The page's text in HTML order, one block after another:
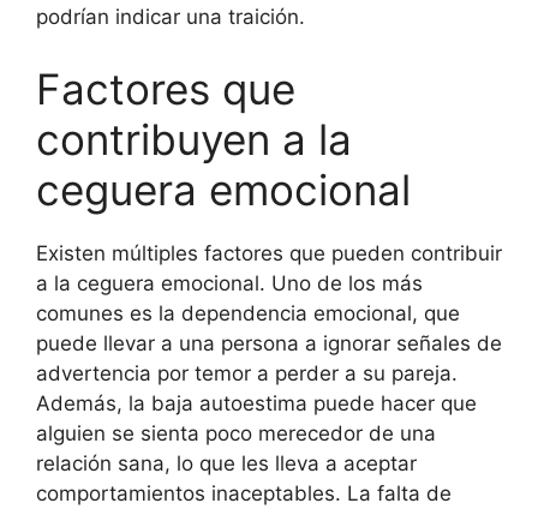
podrían indicar una traición.
Factores que
contribuyen a la
ceguera emocional
Existen múltiples factores que pueden contribuir
a la ceguera emocional. Uno de los más
comunes es la dependencia emocional, que
puede llevar a una persona a ignorar señales de
advertencia por temor a perder a su pareja.
Además, la baja autoestima puede hacer que
alguien se sienta poco merecedor de una
relación sana, lo que les lleva a aceptar
comportamientos inaceptables. La falta de